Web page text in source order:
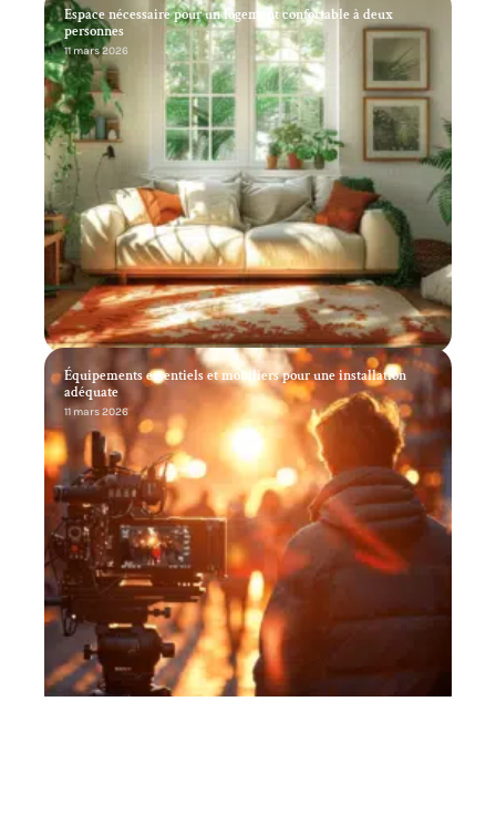
Espace nécessaire pour un logement confortable à deux
personnes
11 mars 2026
Équipements essentiels et mobiliers pour une installation
adéquate
11 mars 2026